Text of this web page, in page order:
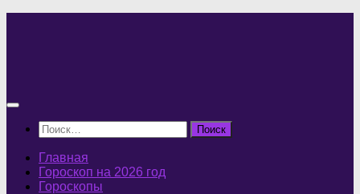
Найти:
Главная
Гороскоп на 2026 год
Гороскопы